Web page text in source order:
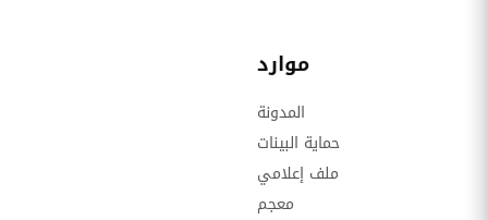
موارد
المدونة
حماية البينات
ملف إعلامي
معجم